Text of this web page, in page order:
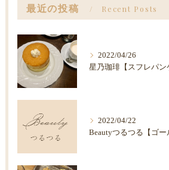
最近の投稿 Recent Posts
2022/04/26
星乃珈琲【スフレパン
2022/04/22